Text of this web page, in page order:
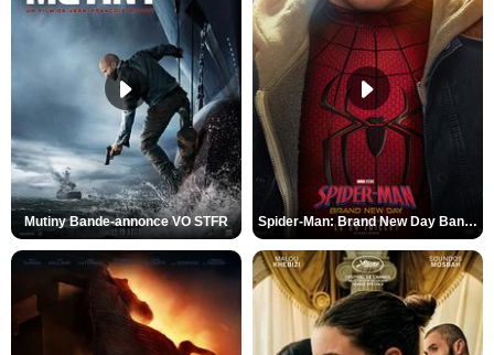
Mutiny Bande-annonce VO STFR Spider-Man: Brand New Day Bande-annonce VO STFR